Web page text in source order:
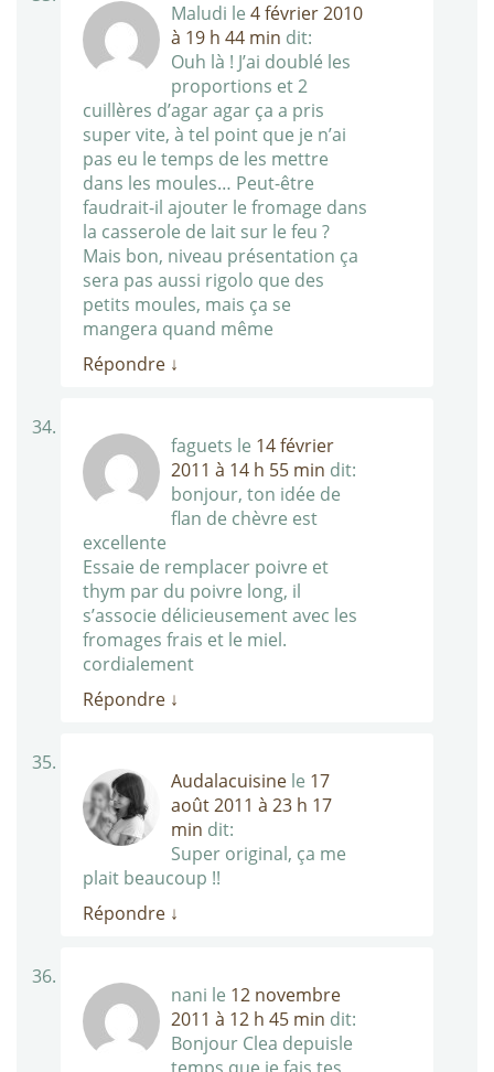
Maludi le 4 février 2010
à 19 h 44 min dit:
Ouh là ! J’ai doublé les
proportions et 2
cuillères d’agar agar ça a pris
super vite, à tel point que je n’ai
pas eu le temps de les mettre
dans les moules… Peut-être
faudrait-il ajouter le fromage dans
la casserole de lait sur le feu ?
Mais bon, niveau présentation ça
sera pas aussi rigolo que des
petits moules, mais ça se
mangera quand même
Répondre ↓
faguets le 14 février
2011 à 14 h 55 min dit:
bonjour, ton idée de
flan de chèvre est
excellente
Essaie de remplacer poivre et
thym par du poivre long, il
s’associe délicieusement avec les
fromages frais et le miel.
cordialement
Répondre ↓
Audalacuisine le 17
août 2011 à 23 h 17
min dit:
Super original, ça me
plait beaucoup !!
Répondre ↓
nani le 12 novembre
2011 à 12 h 45 min dit:
Bonjour Clea depuisle